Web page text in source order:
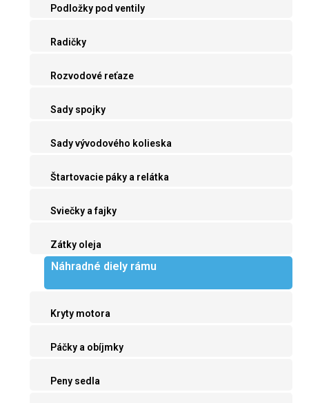
Podložky pod ventily
Radičky
Rozvodové reťaze
Sady spojky
Sady vývodového kolieska
Štartovacie páky a relátka
Sviečky a fajky
Zátky oleja
Náhradné diely rámu
Kryty motora
Páčky a obíjmky
Peny sedla